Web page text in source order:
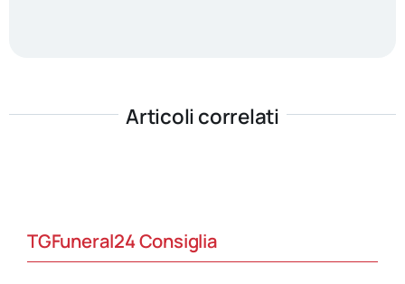
Articoli correlati
TGFuneral24 Consiglia